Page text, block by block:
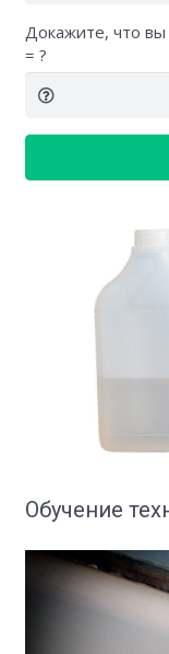
Докажите, что
= ?
Обучение